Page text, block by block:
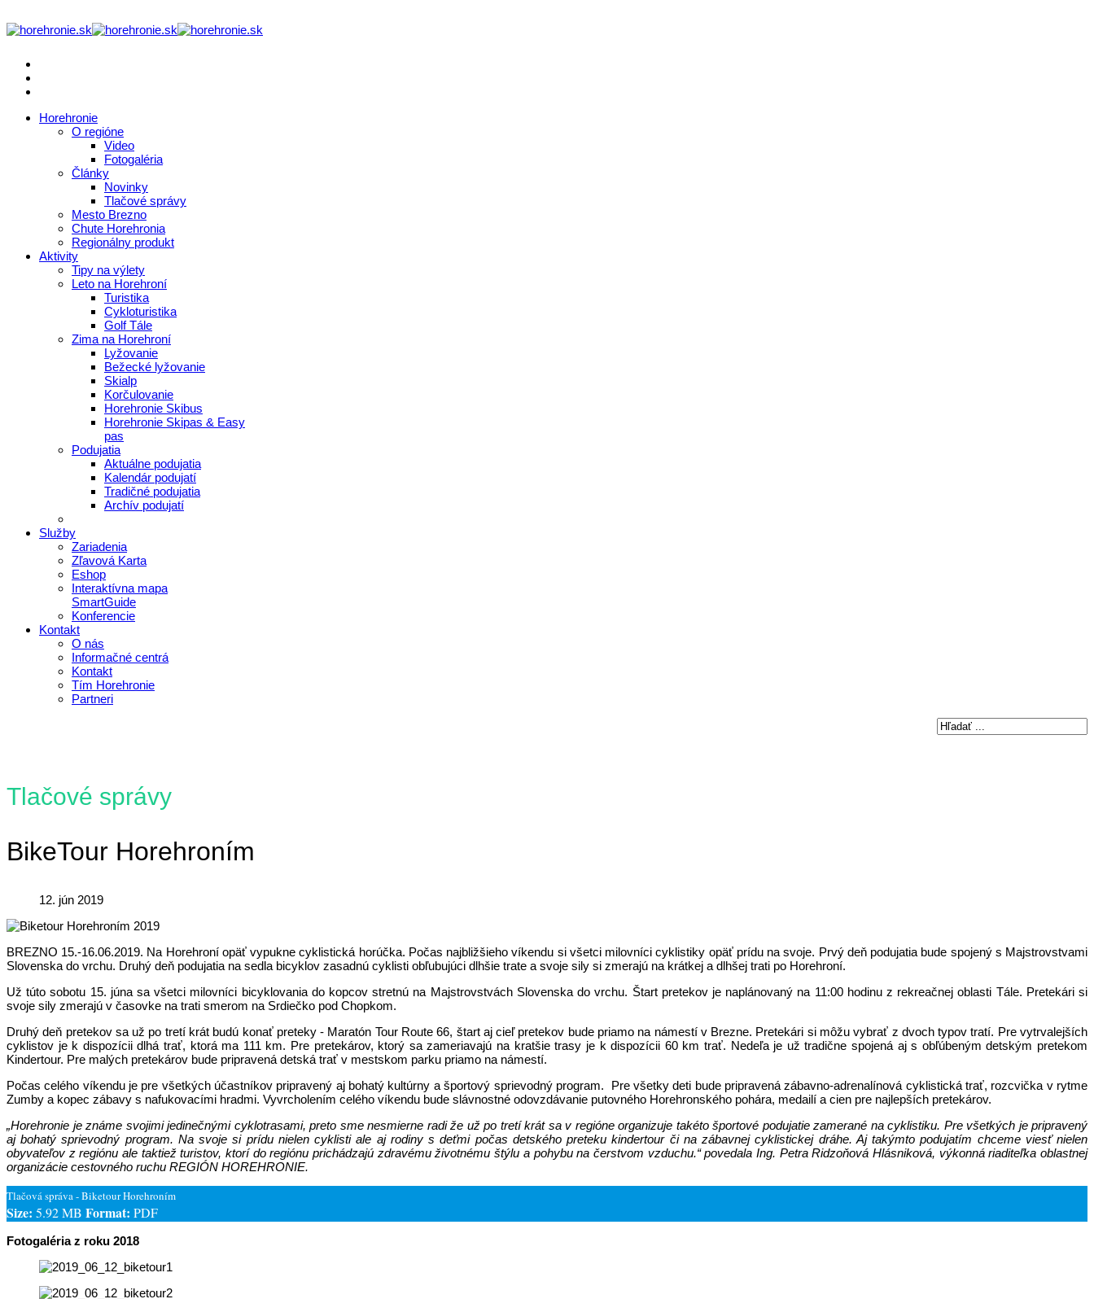
Horehronie
O regióne
Video
Fotogaléria
Články
Novinky
Tlačové správy
Mesto Brezno
Chute Horehronia
Regionálny produkt
Aktivity
Tipy na výlety
Leto na Horehroní
Turistika
Cykloturistika
Golf Tále
Zima na Horehroní
Lyžovanie
Bežecké lyžovanie
Skialp
Korčulovanie
Horehronie Skibus
Horehronie Skipas & Easy
pas
Podujatia
Aktuálne podujatia
Kalendár podujatí
Tradičné podujatia
Archív podujatí
Služby
Zariadenia
Zľavová Karta
Eshop
Interaktívna mapa
SmartGuide
Konferencie
Kontakt
O nás
Informačné centrá
Kontakt
Tím Horehronie
Partneri
Tlačové správy
BikeTour Horehroním
12. jún 2019
BREZNO 15.-16.06.2019. Na Horehroní opäť vypukne cyklistická horúčka. Počas najbližšieho víkendu si všetci milovníci cyklistiky opäť prídu na svoje. Prvý deň podujatia bude spojený s Majstrovstvami
Slovenska do vrchu. Druhý deň podujatia na sedla bicyklov zasadnú cyklisti obľubujúci dlhšie trate a svoje sily si zmerajú na krátkej a dlhšej trati po Horehroní.
Už túto sobotu 15. júna sa všetci milovníci bicyklovania do kopcov stretnú na Majstrovstvách Slovenska do vrchu. Štart pretekov je naplánovaný na 11:00 hodinu z rekreačnej oblasti Tále. Pretekári si
svoje sily zmerajú v časovke na trati smerom na Srdiečko pod Chopkom.
Druhý deň pretekov sa už po tretí krát budú konať preteky - Maratón Tour Route 66, štart aj cieľ pretekov bude priamo na námestí v Brezne. Pretekári si môžu vybrať z dvoch typov tratí. Pre vytrvalejších
cyklistov je k dispozícii dlhá trať, ktorá ma 111 km. Pre pretekárov, ktorý sa zameriavajú na kratšie trasy je k dispozícii 60 km trať. Nedeľa je už tradične spojená aj s obľúbeným detským pretekom
Kindertour. Pre malých pretekárov bude pripravená detská trať v mestskom parku priamo na námestí.
Počas celého víkendu je pre všetkých účastníkov pripravený aj bohatý kultúrny a športový sprievodný program. Pre všetky deti bude pripravená zábavno-adrenalínová cyklistická trať, rozcvička v rytme
Zumby a kopec zábavy s nafukovacími hradmi. Vyvrcholením celého víkendu bude slávnostné odovzdávanie putovného Horehronského pohára, medailí a cien pre najlepších pretekárov.
„Horehronie je známe svojimi jedinečnými cyklotrasami, preto sme nesmierne radi že už po tretí krát sa v regióne organizuje takéto športové podujatie zamerané na cyklistiku. Pre všetkých je pripravený
aj bohatý sprievodný program. Na svoje si prídu nielen cyklisti ale aj rodiny s deťmi počas detského preteku kindertour či na zábavnej cyklistickej dráhe. Aj takýmto podujatím chceme viesť nielen
obyvateľov z regiónu ale taktiež turistov, ktorí do regiónu prichádzajú zdravému životnému štýlu a pohybu na čerstvom vzduchu.“ povedala Ing. Petra Ridzoňová Hlásniková, výkonná riaditeľka oblastnej
organizácie cestovného ruchu REGIÓN HOREHRONIE.
Tlačová správa - Biketour Horehroním
Size: 5.92 MB Format: PDF
Fotogaléria z roku 2018